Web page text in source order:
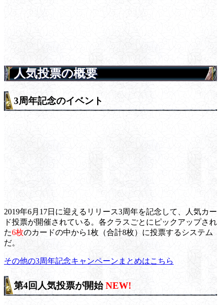
人気投票の概要
3周年記念のイベント
2019年6月17日に迎えるリリース3周年を記念して、人気カー
ド投票が開催されている。各クラスごとにピックアップされ
た6枚のカードの中から1枚（合計8枚）に投票するシステム
だ。
その他の3周年記念キャンペーンまとめはこちら
第4回人気投票が開始NEW!